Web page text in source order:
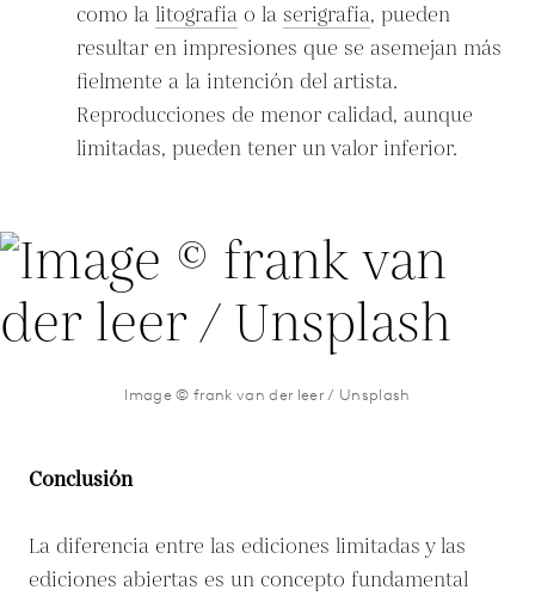
como la litografía o la serigrafía, pueden
resultar en impresiones que se asemejan más
fielmente a la intención del artista.
Reproducciones de menor calidad, aunque
limitadas, pueden tener un valor inferior.
Image © frank van der leer / Unsplash
Conclusión
La diferencia entre las ediciones limitadas y las
ediciones abiertas es un concepto fundamental